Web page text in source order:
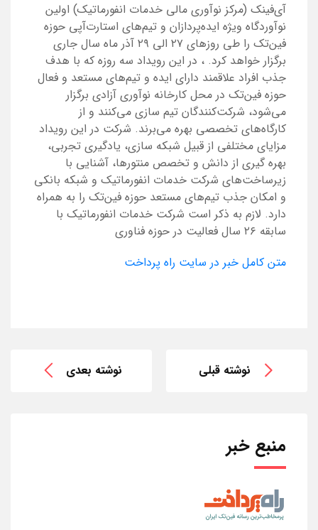
آی‌فینک (مرکز نوآوری مالی خدمات انفورماتیک) اولین
نوآوردگاه ویژه ایده‌پردازان و تیم‌های استارت‌آپی حوزه
فین‌تک را طی روزهای ۲۷ الی ۲۹ آذر ماه سال جاری
برگزار خواهد کرد. ، در این رویداد سه روزه که با هدف
جذب افراد علاقمند دارای ایده و تیم‌های مستعد و فعال
حوزه فین‌تک در محل کارخانه نوآوری آزادی برگزار
می‌شود، شرکت‌کنندگان تیم سازی می‌کنند و از
کارگاه‌های تخصصی بهره می‌برند. شرکت در این رویداد
مزایای مختلفی از قبیل شبکه سازی، یادگیری تجربی،
بهره گیری از دانش و تخصص منتورها، آشنایی با
زیرساخت‌های شرکت خدمات انفورماتیک و شبکه بانکی
و امکان جذب تیم‌های مستعد حوزه فین‌تک را به همراه
دارد. لازم به ذکر است شرکت خدمات انفورماتیک با
سابقه ۲۶ سال فعالیت در حوزه فناوری
متن کامل خبر در سایت راه پرداخت
نوشته قبلی نوشته بعدی
منبع خبر